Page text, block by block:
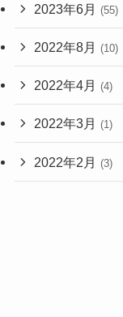
2023年6月 (55)
2022年8月 (10)
2022年4月 (4)
2022年3月 (1)
2022年2月 (3)